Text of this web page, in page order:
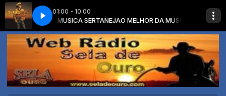
01:00 - 10:00
DA MUSICA SERTANEJAO MELHOR DA MUSICA SERTANEJA
BOOTS JON PARDI - HEAD OVER BOOTS